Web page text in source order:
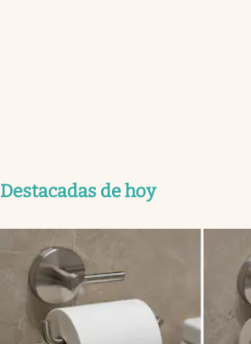
Destacadas de hoy